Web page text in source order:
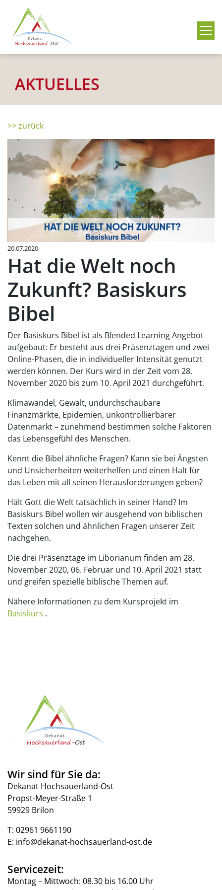
AKTUELLES
>> zurück
20.07.2020
Hat die Welt noch
Zukunft? Basiskurs
Bibel
Der Basiskurs Bibel ist als Blended Learning Angebot
aufgebaut: Er besteht aus drei Präsenztagen und zwei
Online-Phasen, die in individueller Intensität genutzt
werden können. Der Kurs wird in der Zeit vom 28.
November 2020 bis zum 10. April 2021 durchgeführt.
Klimawandel, Gewalt, undurchschaubare
Finanzmärkte, Epidemien, unkontrollierbarer
Datenmarkt – zunehmend bestimmen solche Faktoren
das Lebensgefühl des Menschen.
Kennt die Bibel ähnliche Fragen? Kann sie bei Ängsten
und Unsicherheiten weiterhelfen und einen Halt für
das Leben mit all seinen Herausforderungen geben?
Hält Gott die Welt tatsächlich in seiner Hand? Im
Basiskurs Bibel wollen wir ausgehend von biblischen
Texten solchen und ähnlichen Fragen unserer Zeit
nachgehen.
Die drei Präsenztage im Liborianum finden am 28.
November 2020, 06. Februar und 10. April 2021 statt
und greifen spezielle biblische Themen auf.
Nähere Informationen zu dem Kursprojekt im
Basiskurs .
Wir sind für Sie da:
Dekanat Hochsauerland-Ost
Propst-Meyer-Straße 1
59929 Brilon
T: 02961 9661190
E: info@dekanat-hochsauerland-ost.de
Servicezeit:
Montag – Mittwoch: 08.30 bis 16.00 Uhr